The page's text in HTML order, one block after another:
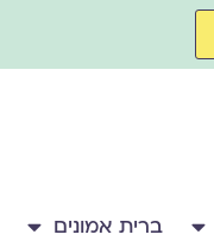
ברית אמונים